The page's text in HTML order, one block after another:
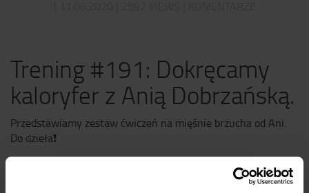
Trening #191: Dokręcamy
kaloryfer z Anią Dobrzańską.
Przedstawiamy zestaw ćwiczeń na mięśnie brzucha od Ani.
Do dzieła❗